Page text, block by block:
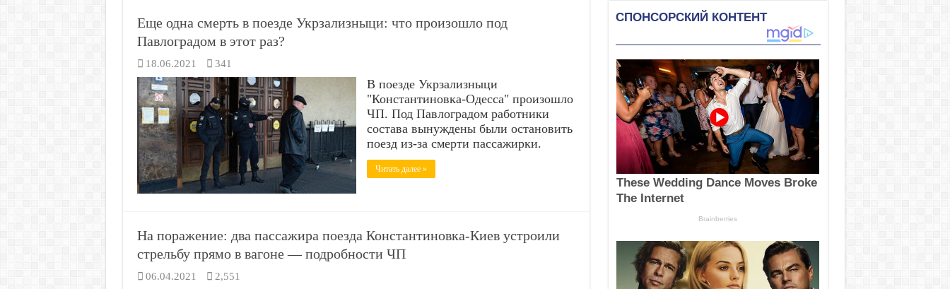
Еще одна смерть в поезде Укрзализныци: что произошло под
Павлоградом в этот раз?
18.06.2021 341
В поезде Укрзализныци
"Константиновка-Одесса" произошло
ЧП. Под Павлоградом работники
состава вынуждены были остановить
поезд из-за смерти пассажирки.
Читать далее »
На поражение: два пассажира поезда Константиновка-Киев устроили
стрельбу прямо в вагоне — подробности ЧП
06.04.2021 2,551